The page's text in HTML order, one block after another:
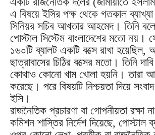
এ বিষয়ে ইসির পক্ষ থেকে গতকাল ব্যাখ্যা
সিনিয়র সচিব আখতার আহমেদ। তিনি
পোস্টাল সিস্টেম বাংলাদেশের মতো নয়।
১৬০টি ব্যালট একটি বক্সে রাখা হয়েছিল,
ছাত্রাবাসের চিঠির বক্সের মতো। তিনি
কোথাও কোনো খাম খোলা হয়নি। তারা
করেছে। পরে বিষয়টি নিশ্চয়তা দিয়ে
ইসি।
রাজনৈতিক প্রচারণা বা গোপনীয়তা রক্ষা না
কমিশন শাস্তির নির্দেশ দিয়েছে, পোস্টাল